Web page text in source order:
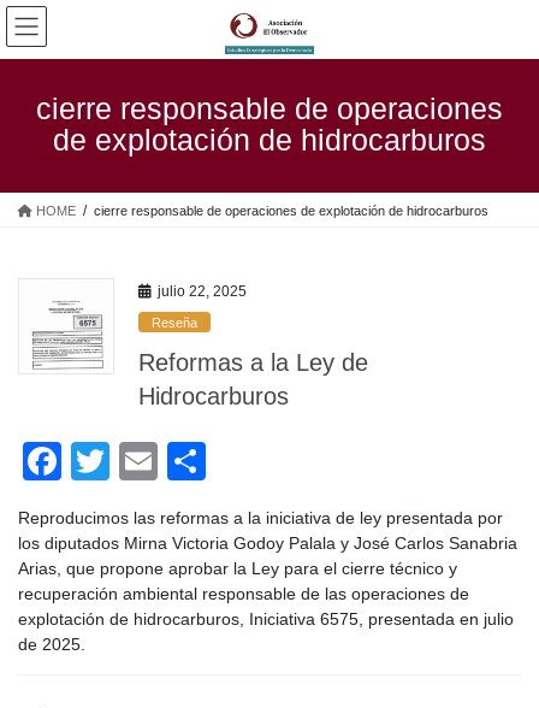
Saltar
contenido
Saltar
la
cierre responsable de operaciones
de explotación de hidrocarburos
HOME cierre responsable de operaciones de explotación de hidrocarburos
julio 22, 2025
Reseña
Reformas a la Ley de
Hidrocarburos
F
a
c
e
b
o
T
wi
tt
er
E
m
ail m
p
ar
Reproducimos las reformas a la iniciativa de ley presentada por
los diputados Mirna Victoria Godoy Palala y José Carlos Sanabria
Arias, que propone aprobar la Ley para el cierre técnico y
recuperación ambiental responsable de las operaciones de
explotación de hidrocarburos, Iniciativa 6575, presentada en julio
de 2025.